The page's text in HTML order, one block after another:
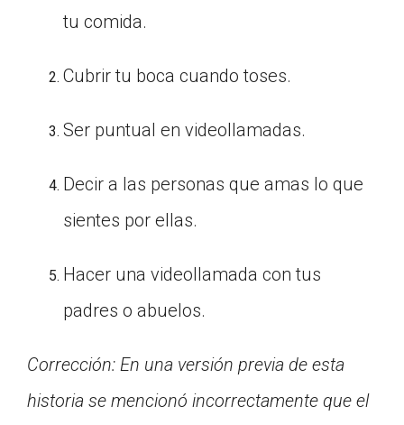
tu comida.
Cubrir tu boca cuando toses.
Ser puntual en videollamadas.
Decir a las personas que amas lo que
sientes por ellas.
Hacer una videollamada con tus
padres o abuelos.
Corrección: En una versión previa de esta
historia se mencionó incorrectamente que el